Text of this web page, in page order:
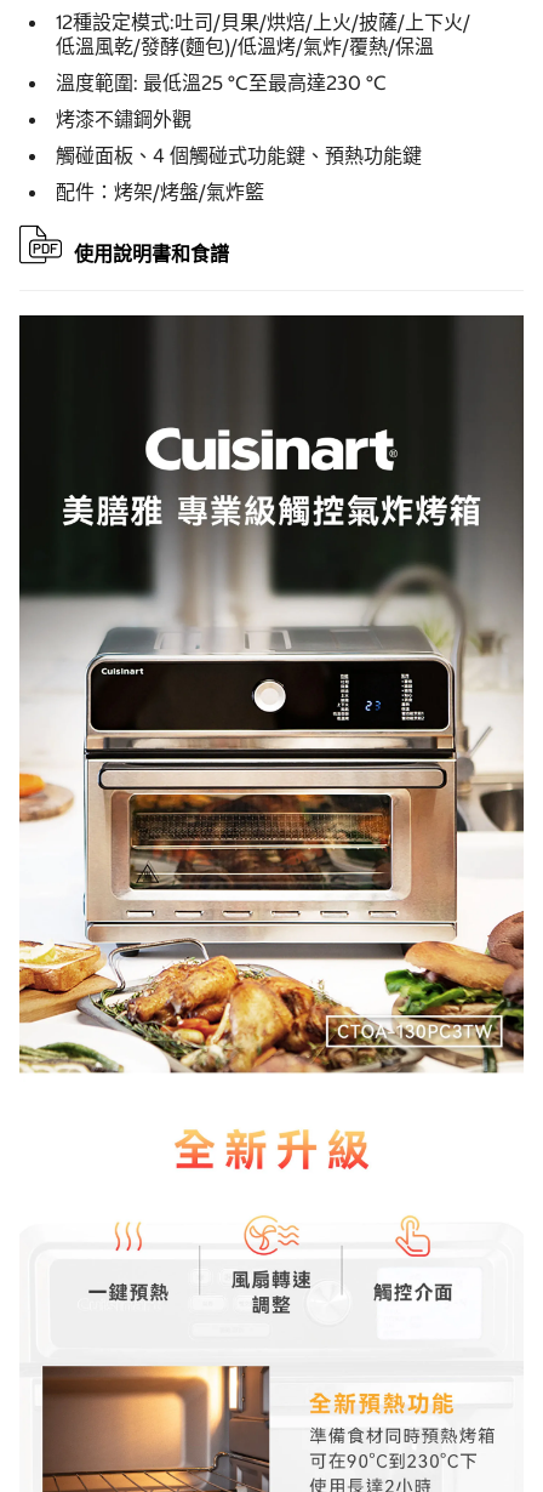
12種設定模式:吐司/貝果/烘焙/上火/披薩/上下火/
低溫風乾/發酵(麵包)/低溫烤/氣炸/覆熱/保溫
溫度範圍: 最低溫25 °C至最高達230 °C
烤漆不鏽鋼外觀
觸碰面板、4 個觸碰式功能鍵、預熱功能鍵
配件：烤架/烤盤/氣炸籃
使用說明書和食譜